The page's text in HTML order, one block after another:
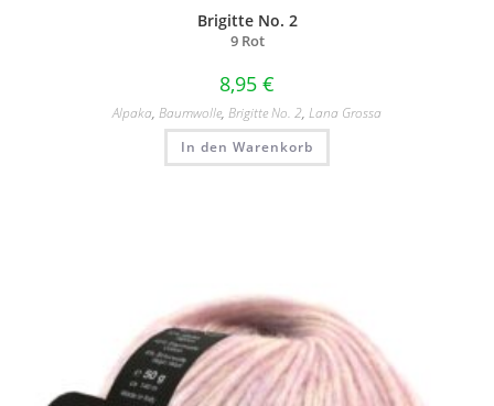
Brigitte No. 2
9 Rot
8,95 €
Alpaka, Baumwolle, Brigitte No. 2, Lana Grossa
In den Warenkorb